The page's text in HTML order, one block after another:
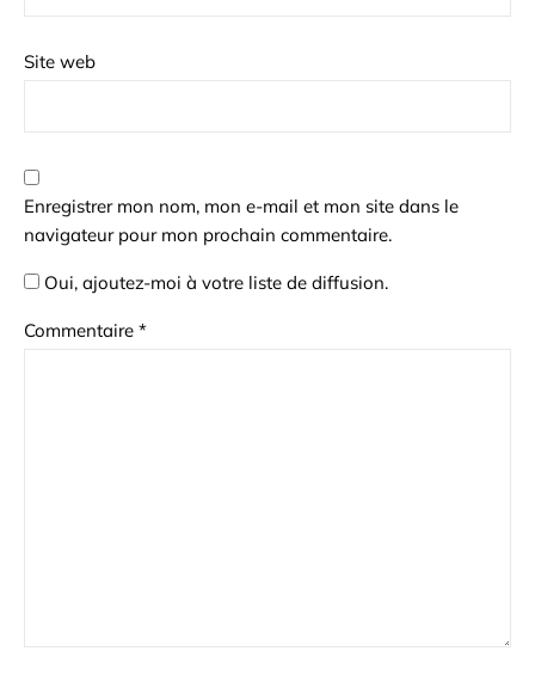
Site web
Enregistrer mon nom, mon e-mail et mon site dans le
navigateur pour mon prochain commentaire.
Oui, ajoutez-moi à votre liste de diffusion.
Commentaire *